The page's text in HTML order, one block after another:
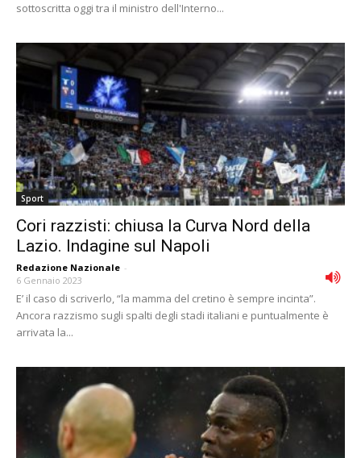
sottoscritta oggi tra il ministro dell'Interno...
Sport
Cori razzisti: chiusa la Curva Nord della
Lazio. Indagine sul Napoli
Redazione Nazionale -
6 Gennaio 2023
E’ il caso di scriverlo, “la mamma del cretino è sempre incinta”.
Ancora razzismo sugli spalti degli stadi italiani e puntualmente è
arrivata la...